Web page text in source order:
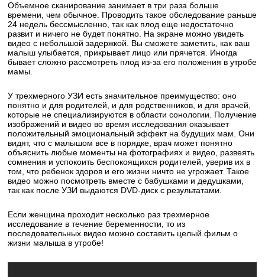
Объемное сканирование занимает в три раза больше
времени, чем обычное. Проводить такое обследование раньше
24 недель бессмысленно, так как плод еще недостаточно
развит и ничего не будет понятно. На экране можно увидеть
видео с небольшой задержкой. Вы сможете заметить, как ваш
малыш улыбается, прикрывает лицо или прячется. Иногда
бывает сложно рассмотреть плод из-за его положения в утробе
мамы.
У трехмерного УЗИ есть значительное преимущество: оно
понятно и для родителей, и для родственников, и для врачей,
которые не специализируются в области сонологии. Получение
изображений и видео во время исследования оказывает
положительный эмоциональный эффект на будущих мам. Они
видят, что с малышом все в порядке, врач может понятно
объяснить любые моменты на фотографиях и видео, развеять
сомнения и успокоить беспокоящихся родителей, уверив их в
том, что ребенок здоров и его жизни ничто не угрожает. Такое
видео можно посмотреть вместе с бабушками и дедушками,
так как после УЗИ выдаются DVD-диск с результатами.
Если женщина проходит несколько раз трехмерное
исследование в течение беременности, то из
последовательных видео можно составить целый фильм о
жизни малыша в утробе!